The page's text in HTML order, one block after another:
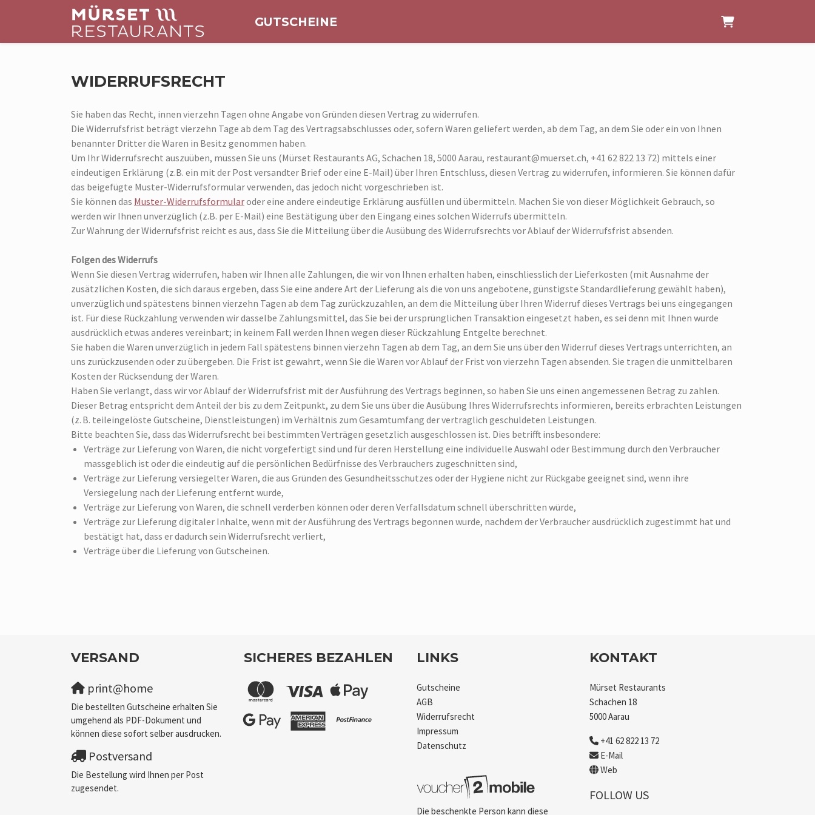
GUTSCHEINE
WARENKORB
WIDERRUFSRECHT
Sie haben das Recht, innen vierzehn Tagen ohne Angabe von Gründen diesen Vertrag zu widerrufen.
Die Widerrufsfrist beträgt vierzehn Tage ab dem Tag des Vertragsabschlusses oder, sofern Waren geliefert werden, ab dem Tag, an dem Sie oder ein von Ihnen
benannter Dritter die Waren in Besitz genommen haben.
Um Ihr Widerrufsrecht auszuüben, müssen Sie uns (Mürset Restaurants AG, Schachen 18, 5000 Aarau, restaurant@muerset.ch, +41 62 822 13 72) mittels einer
eindeutigen Erklärung (z.B. ein mit der Post versandter Brief oder eine E-Mail) über Ihren Entschluss, diesen Vertrag zu widerrufen, informieren. Sie können dafür
das beigefügte Muster-Widerrufsformular verwenden, das jedoch nicht vorgeschrieben ist.
Sie können das Muster-Widerrufsformularoder eine andere eindeutige Erklärung ausfüllen und übermitteln. Machen Sie von dieser Möglichkeit Gebrauch, so
werden wir Ihnen unverzüglich (z.B. per E-Mail) eine Bestätigung über den Eingang eines solchen Widerrufs übermitteln.
Zur Wahrung der Widerrufsfrist reicht es aus, dass Sie die Mitteilung über die Ausübung des Widerrufsrechts vor Ablauf der Widerrufsfrist absenden.
Folgen des Widerrufs
Wenn Sie diesen Vertrag widerrufen, haben wir Ihnen alle Zahlungen, die wir von Ihnen erhalten haben, einschliesslich der Lieferkosten (mit Ausnahme der
zusätzlichen Kosten, die sich daraus ergeben, dass Sie eine andere Art der Lieferung als die von uns angebotene, günstigste Standardlieferung gewählt haben),
unverzüglich und spätestens binnen vierzehn Tagen ab dem Tag zurückzuzahlen, an dem die Mitteilung über Ihren Widerruf dieses Vertrags bei uns eingegangen
ist. Für diese Rückzahlung verwenden wir dasselbe Zahlungsmittel, das Sie bei der ursprünglichen Transaktion eingesetzt haben, es sei denn mit Ihnen wurde
ausdrücklich etwas anderes vereinbart; in keinem Fall werden Ihnen wegen dieser Rückzahlung Entgelte berechnet.
Sie haben die Waren unverzüglich in jedem Fall spätestens binnen vierzehn Tagen ab dem Tag, an dem Sie uns über den Widerruf dieses Vertrags unterrichten, an
uns zurückzusenden oder zu übergeben. Die Frist ist gewahrt, wenn Sie die Waren vor Ablauf der Frist von vierzehn Tagen absenden. Sie tragen die unmittelbaren
Kosten der Rücksendung der Waren.
Haben Sie verlangt, dass wir vor Ablauf der Widerrufsfrist mit der Ausführung des Vertrags beginnen, so haben Sie uns einen angemessenen Betrag zu zahlen.
Dieser Betrag entspricht dem Anteil der bis zu dem Zeitpunkt, zu dem Sie uns über die Ausübung Ihres Widerrufsrechts informieren, bereits erbrachten Leistungen
(z. B. teileingelöste Gutscheine, Dienstleistungen) im Verhältnis zum Gesamtumfang der vertraglich geschuldeten Leistungen.
Bitte beachten Sie, dass das Widerrufsrecht bei bestimmten Verträgen gesetzlich ausgeschlossen ist. Dies betrifft insbesondere:
Verträge zur Lieferung von Waren, die nicht vorgefertigt sind und für deren Herstellung eine individuelle Auswahl oder Bestimmung durch den Verbraucher
massgeblich ist oder die eindeutig auf die persönlichen Bedürfnisse des Verbrauchers zugeschnitten sind,
Verträge zur Lieferung versiegelter Waren, die aus Gründen des Gesundheitsschutzes oder der Hygiene nicht zur Rückgabe geeignet sind, wenn ihre
Versiegelung nach der Lieferung entfernt wurde,
Verträge zur Lieferung von Waren, die schnell verderben können oder deren Verfallsdatum schnell überschritten würde,
Verträge zur Lieferung digitaler Inhalte, wenn mit der Ausführung des Vertrags begonnen wurde, nachdem der Verbraucher ausdrücklich zugestimmt hat und
bestätigt hat, dass er dadurch sein Widerrufsrecht verliert,
Verträge über die Lieferung von Gutscheinen.
VERSAND
print@home
Die bestellten Gutscheine erhalten Sie
umgehend als PDF-Dokument und
können diese sofort selber ausdrucken.
Postversand
Die Bestellung wird Ihnen per Post
zugesendet.
SICHERES BEZAHLEN LINKS
Gutscheine
AGB
Widerrufsrecht
Impressum
Datenschutz
Die beschenkte Person kann diese
KONTAKT
Mürset Restaurants
Schachen 18
5000 Aarau
+41 62 822 13 72
E-Mail
Web
FOLLOW US